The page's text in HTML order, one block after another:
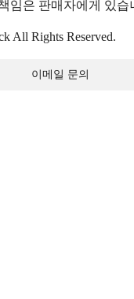
임은 판매자에게 있습
All Rights Reserved.
이메일 문의